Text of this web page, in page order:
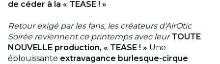
de céder à la « TEASE ! »
Retour exigé par les fans, les créateurs d'AirOtic
Soirée reviennent ce printemps avec leurTOUTE
NOUVELLE production, « TEASE ! » Une
éblouissante extravagance burlesque-cirque